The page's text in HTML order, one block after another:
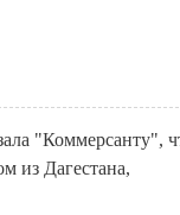
"Коммерсанту",
из Дагестана,